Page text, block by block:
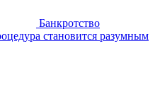
Банкротство
становится разумным